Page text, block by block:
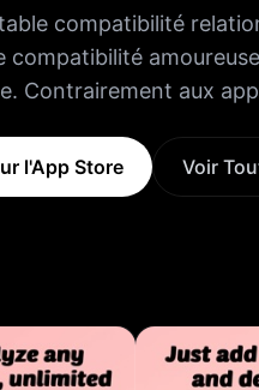
compatibilité
compatibilité
Contrairement aux
données et fournir des
alimentée par l'IA
amoureuse.
les points
d'un coaching
l'App Store Voir